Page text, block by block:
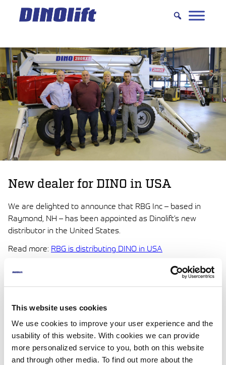
This website uses cookies
We use cookies to improve your user experience and the
usability of this website. With cookies we can provide
more personalized service to you, both on this website
and through other media. To find out more about the
Hyppää
sisältöön
New dealer for DINO in USA
We are delighted to announce that RBG Inc – based in
Raymond, NH – has been appointed as Dinolift’s new
distributor in the United States.
Read more: RBG is distributing DINO in USA